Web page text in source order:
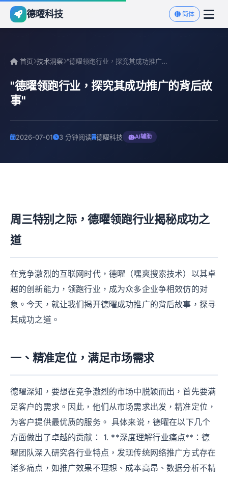
德曜科技 简体
首页 技术洞察 "德曜领跑行业，探究其成功推广的背后故事"
"德曜领跑行业，探究其成功推广的背后故
事"
2026-07-01 3 分钟阅读 德曜科技 AI辅助
周三特别之际，德曜领跑行业揭秘成功之
道
在竞争激烈的互联网时代，德曜（嘿爽搜索技术）以其卓
越的创新能力，领跑行业，成为众多企业争相效仿的对
象。今天，就让我们揭开德曜成功推广的背后故事，探寻
其成功之道。
一、精准定位，满足市场需求
德曜深知，要想在竞争激烈的市场中脱颖而出，首先要满
足客户的需求。因此，他们从市场需求出发，精准定位，
为客户提供最优质的服务。 具体来说，德曜在以下几个
方面做出了卓越的贡献： 1. **深度理解行业痛点**：德
曜团队深入研究各行业特点，发现传统网络推广方式存在
诸多痛点，如推广效果不理想、成本高昂、数据分析不精